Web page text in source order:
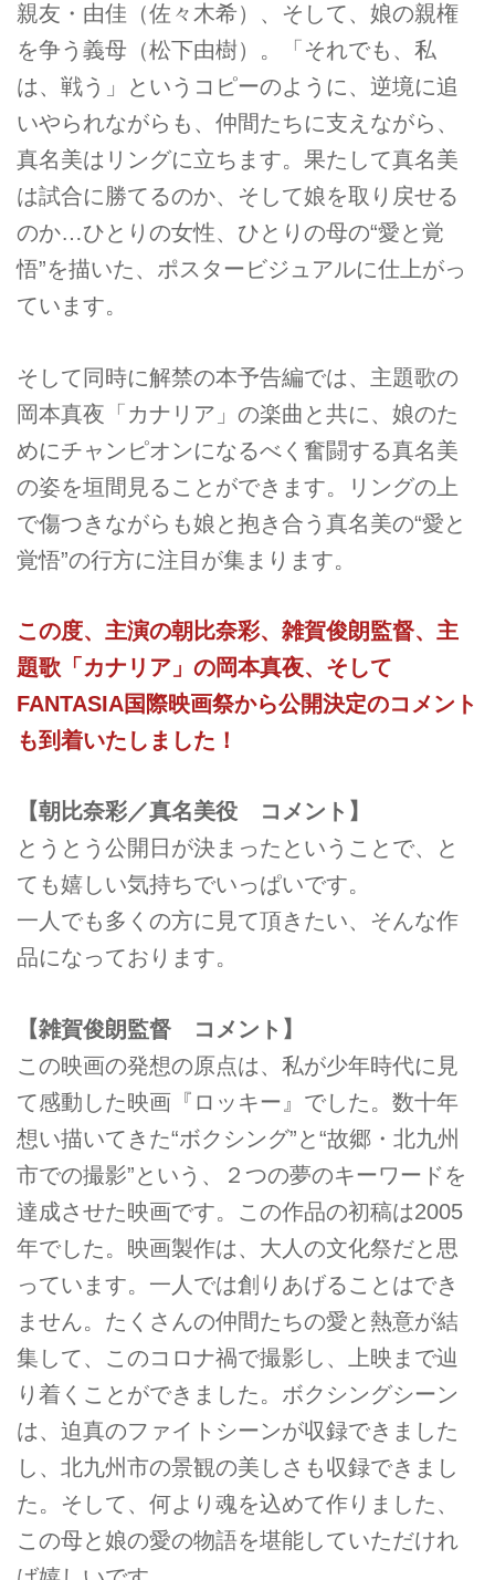
親友・由佳（佐々木希）、そして、娘の親権
を争う義母（松下由樹）。「それでも、私
は、戦う」というコピーのように、逆境に追
いやられながらも、仲間たちに支えながら、
真名美はリングに立ちます。果たして真名美
は試合に勝てるのか、そして娘を取り戻せる
のか…ひとりの女性、ひとりの母の“愛と覚
悟”を描いた、ポスタービジュアルに仕上がっ
ています。
そして同時に解禁の本予告編では、主題歌の
岡本真夜「カナリア」の楽曲と共に、娘のた
めにチャンピオンになるべく奮闘する真名美
の姿を垣間見ることができます。リングの上
で傷つきながらも娘と抱き合う真名美の“愛と
覚悟”の行方に注目が集まります。
この度、主演の朝比奈彩、雑賀俊朗監督、主
題歌「カナリア」の岡本真夜、そして
FANTASIA国際映画祭から公開決定のコメント
も到着いたしました！
【朝比奈彩／真名美役 コメント】
とうとう公開日が決まったということで、と
ても嬉しい気持ちでいっぱいです。
一人でも多くの方に見て頂きたい、そんな作
品になっております。
【雑賀俊朗監督 コメント】
この映画の発想の原点は、私が少年時代に見
て感動した映画『ロッキー』でした。数十年
想い描いてきた“ボクシング”と“故郷・北九州
市での撮影”という、２つの夢のキーワードを
達成させた映画です。この作品の初稿は2005
年でした。映画製作は、大人の文化祭だと思
っています。一人では創りあげることはでき
ません。たくさんの仲間たちの愛と熱意が結
集して、このコロナ禍で撮影し、上映まで辿
り着くことができました。ボクシングシーン
は、迫真のファイトシーンが収録できました
し、北九州市の景観の美しさも収録できまし
た。そして、何より魂を込めて作りました、
この母と娘の愛の物語を堪能していただけれ